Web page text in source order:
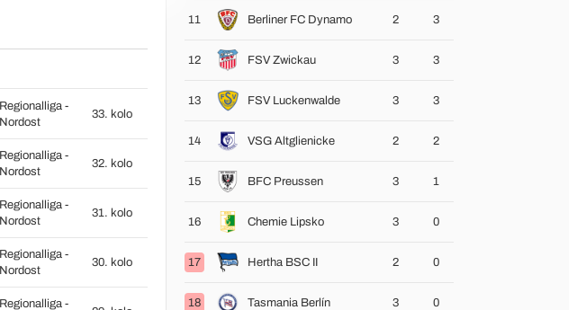
Regionalliga -
Nordost
33. kolo
Regionalliga -
Nordost
32. kolo
Regionalliga -
Nordost
31. kolo
Regionalliga -
Nordost
30. kolo
Regionalliga -
11 Berliner FC Dynamo 2 3
12 FSV Zwickau 3 3
13 FSV Luckenwalde 3 3
14 VSG Altglienicke 2 2
15 BFC Preussen 3 1
16 Chemie Lipsko 3 0
17 Hertha BSC II 2 0
18 Tasmania Berlín 3 0